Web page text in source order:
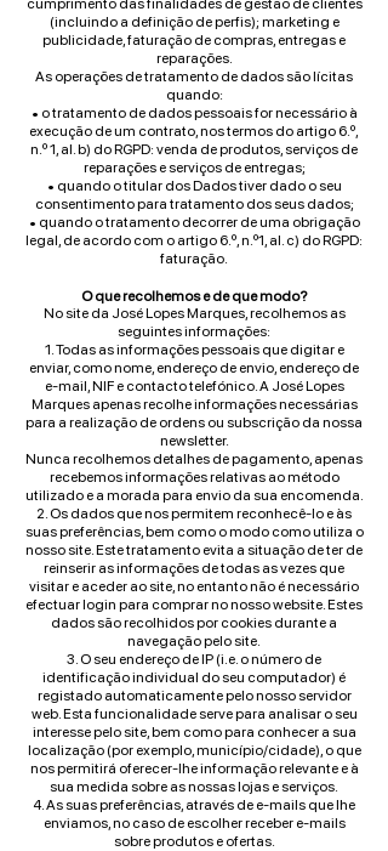
cumprimento das finalidades de gestão de clientes
(incluindo a definição de perfis); marketing e
publicidade, faturação de compras, entregas e
reparações.
As operações de tratamento de dados são lícitas
quando:
• o tratamento de dados pessoais for necessário à
execução de um contrato, nos termos do artigo 6.º,
n.º 1, al. b) do RGPD: venda de produtos, serviços de
reparações e serviços de entregas;
• quando o titular dos Dados tiver dado o seu
consentimento para tratamento dos seus dados;
• quando o tratamento decorrer de uma obrigação
legal, de acordo com o artigo 6.º, n.º1, al. c) do RGPD:
faturação.
O que recolhemos e de que modo?
No site da José Lopes Marques, recolhemos as
seguintes informações:
1. Todas as informações pessoais que digitar e
enviar, como nome, endereço de envio, endereço de
e-mail, NIF e contacto telefónico. A José Lopes
Marques apenas recolhe informações necessárias
para a realização de ordens ou subscrição da nossa
newsletter.
Nunca recolhemos detalhes de pagamento, apenas
recebemos informações relativas ao método
utilizado e a morada para envio da sua encomenda.
2. Os dados que nos permitem reconhecê-lo e às
suas preferências, bem como o modo como utiliza o
nosso site. Este tratamento evita a situação de ter de
reinserir as informações de todas as vezes que
visitar e aceder ao site, no entanto não é necessário
efectuar login para comprar no nosso website. Estes
dados são recolhidos por cookies durante a
navegação pelo site.
3. O seu endereço de IP (i.e. o número de
identificação individual do seu computador) é
registado automaticamente pelo nosso servidor
web. Esta funcionalidade serve para analisar o seu
interesse pelo site, bem como para conhecer a sua
localização (por exemplo, município/cidade), o que
nos permitirá oferecer-lhe informação relevante e à
sua medida sobre as nossas lojas e serviços.
4. As suas preferências, através de e-mails que lhe
enviamos, no caso de escolher receber e-mails
sobre produtos e ofertas.